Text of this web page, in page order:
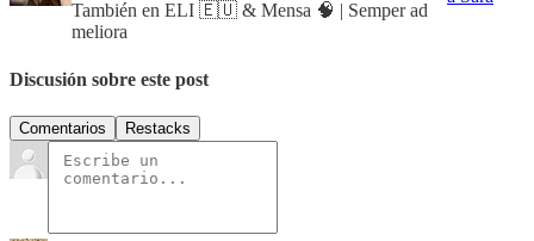
También en ELI 🇪🇺 & Mensa 🧠 | Semper ad
meliora
Discusión sobre este post
Comentarios Restacks